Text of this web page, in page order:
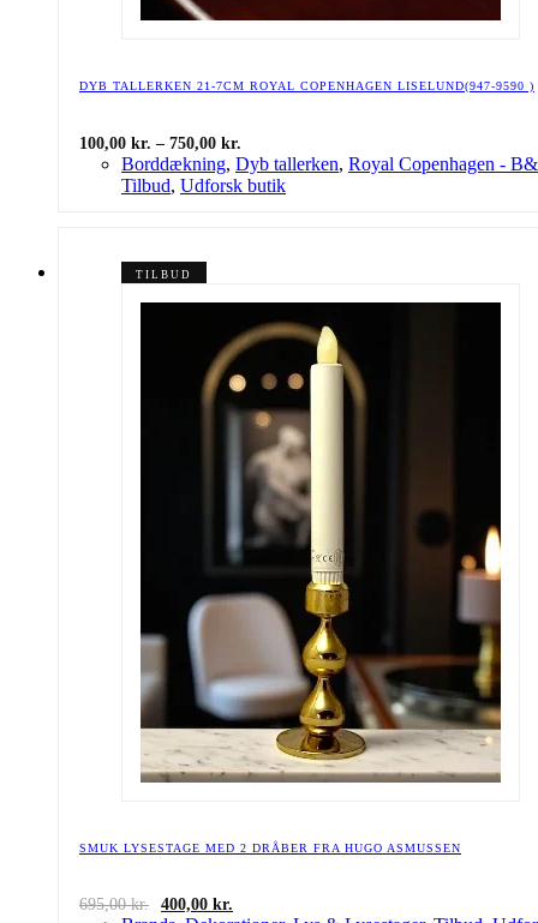
DYB TALLERKEN 21-7CM ROYAL COPENHAGEN LISELUND(947-9590 )
100,00 kr. – 750,00 kr.
100,00 kr.
til
750,00 kr.
Borddækning, Dyb tallerken, Royal Copenhagen -
Tilbud, Udforsk butik
TILBUD
SMUK LYSESTAGE MED 2 DRÅBER FRA HUGO ASMUSSEN
695,00kr.
Den
400,00 kr.